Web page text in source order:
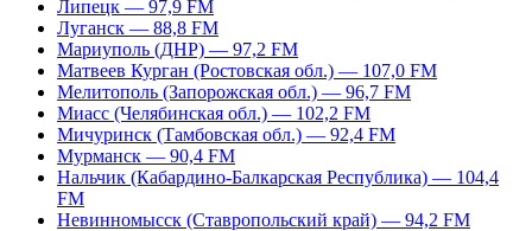
Липецк — 97,9 FM
Луганск — 88,8 FM
Мариуполь (ДНР) — 97,2 FM
Матвеев Курган (Ростовская обл.) — 107,0 FM
Мелитополь (Запорожская обл.) — 96,7 FM
Миасс (Челябинская обл.) — 102,2 FM
Мичуринск (Тамбовская обл.) — 92,4 FM
Мурманск — 90,4 FM
Нальчик (Кабардино-Балкарская Республика) — 104,4
FM
Невинномысск (Ставропольский край) — 94,2 FM